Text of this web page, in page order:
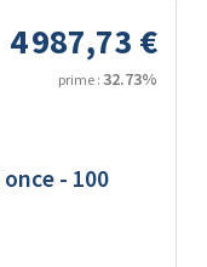
4 987,73 €
prime : 32.73%
- 100